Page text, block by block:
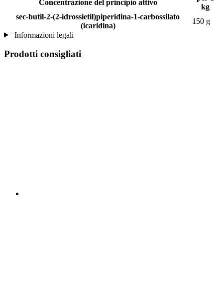
Concentrazione del principio attivo
kg
sec-butil-2-(2-idrossietil)piperidina-1-carbossilato
(icaridina)
150 g
Informazioni legali
Prodotti consigliati